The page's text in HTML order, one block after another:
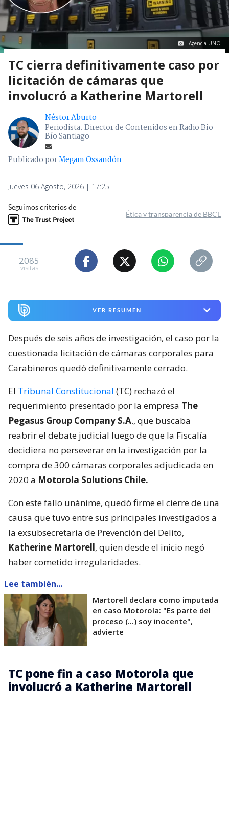
Agencia UNO
TC cierra definitivamente caso por
licitación de cámaras que
involucró a Katherine Martorell
Néstor Aburto
Periodista. Director de Contenidos en Radio Bío
Bío Santiago
Publicado porMegam Ossandón
Jueves 06 Agosto, 2026 | 17:25
Seguimos criterios de
Ética y transparencia de BBCL
2085
visitas
VER RESUMEN
Después de seis años de investigación, el caso por la
cuestionada licitación de cámaras corporales para
Carabineros quedó definitivamente cerrado.
El Tribunal Constitucional (TC) rechazó el
requerimiento presentado por la empresa The
Pegasus Group Company S.A., que buscaba
reabrir el debate judicial luego de que la Fiscalía
decidiera no perseverar en la investigación por la
compra de 300 cámaras corporales adjudicada en
2020 a Motorola Solutions Chile.
Con este fallo unánime, quedó firme el cierre de una
causa que tuvo entre sus principales investigados a
la exsubsecretaria de Prevención del Delito,
Katherine Martorell, quien desde el inicio negó
haber cometido irregularidades.
Lee también...
Martorell declara como imputada
en caso Motorola: "Es parte del
proceso (...) soy inocente",
advierte
TC pone fin a caso Motorola que
involucró a Katherine Martorell